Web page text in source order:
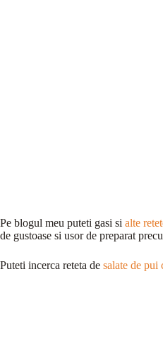
Pe blogul meu puteti gasi si alte
de gustoase si usor de preparat
Puteti incerca reteta de salate de pui